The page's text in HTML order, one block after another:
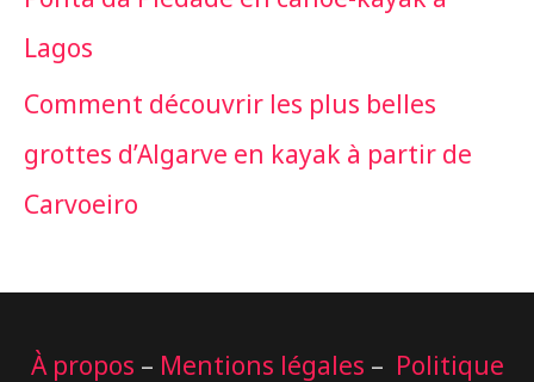
e
r
:
Lagos
Comment découvrir les plus belles
grottes d’Algarve en kayak à partir de
Carvoeiro
À propos – Mentions légales – Politique